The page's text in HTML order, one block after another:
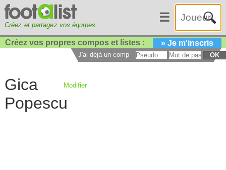
Créez et partagez vos équipes
☰
Créez vos propres compos et listes : » Je m'inscris
J'ai déjà un compte : OK
Gica
Popescu
Modifier